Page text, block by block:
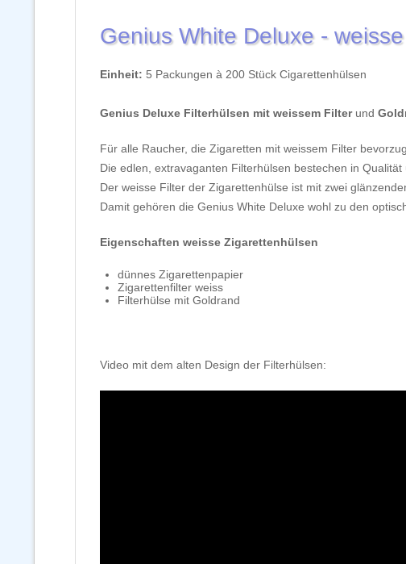
Genius White Deluxe -
Einheit: 5 Packungen à 200 Stück Cigarettenhülsen
Genius Deluxe Filterhülsen mit weissem Filterund
Für alle Raucher, die Zigaretten mit weissem Filter
Die edlen, extravaganten Filterhülsen bestechen in Qualität
Der weisse Filter der Zigarettenhülse ist mit zwei
Damit gehören die Genius White Deluxe wohl zu den
Eigenschaften weisse Zigarettenhülsen
dünnes Zigarettenpapier
Zigarettenfilter weiss
Filterhülse mit Goldrand
Video mit dem alten Design der Filterhülsen: